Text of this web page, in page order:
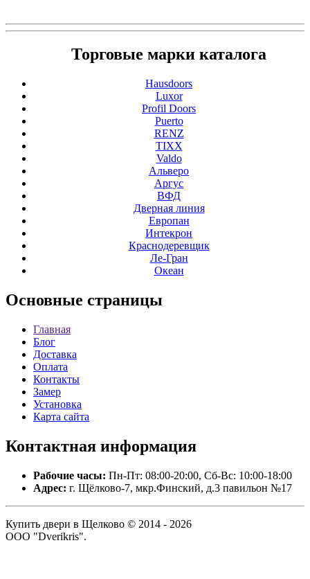
Торговые марки каталога
Hausdoors
Luxor
Profil Doors
Puerto
RENZ
TIXX
Valdo
Альверо
Аргус
ВФД
Дверная линия
Европан
Интекрон
Краснодеревщик
Ле-Гран
Океан
Основные страницы
Главная
Блог
Доставка
Оплата
Контакты
Замер
Установка
Карта сайта
Контактная информация
Рабочие часы: Пн-Пт: 08:00-20:00, Сб-Вс: 10:00-18:00
Адрес: г. Щёлково-7, мкр.Финский, д.3 павильон №17
Купить двери в Щелково © 2014 - 2026
ООО "Dverikris".